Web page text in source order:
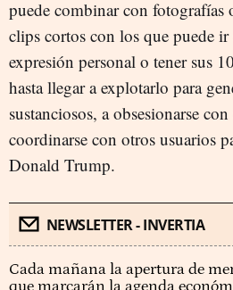
puede combinar con fotografías
clips cortos con los que puede ir
expresión personal o tener sus
hasta llegar a explotarlo para
sustanciosos, a obsesionarse
coordinarse con otros usuarios
Donald Trump.
NEWSLETTER - INVERTIA
Cada mañana la apertura de
que marcarán la agenda